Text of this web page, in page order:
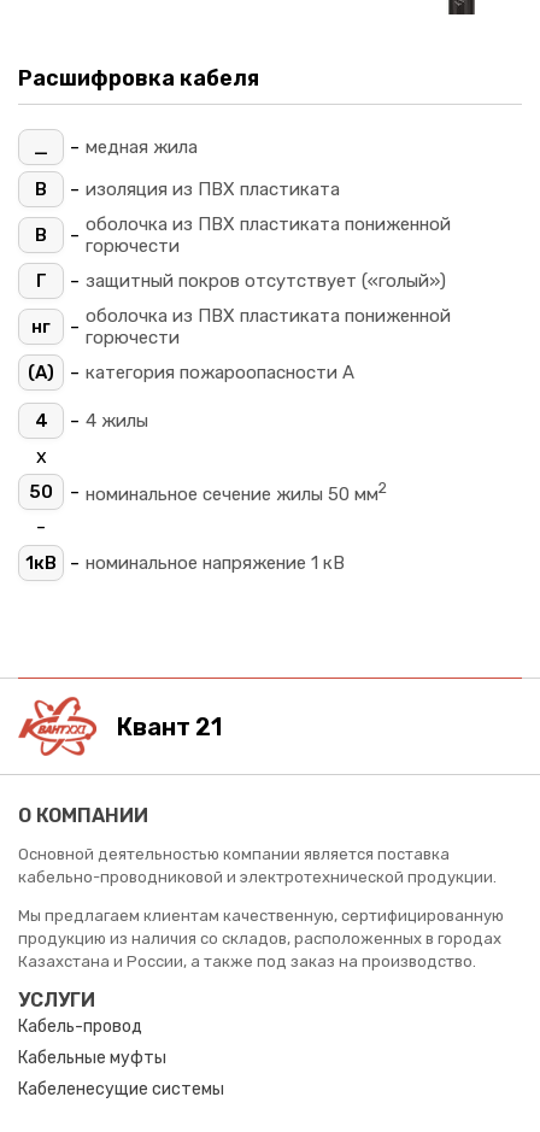
Расшифровка кабеля
_ - медная жила
В
- изоляция из ПВХ пластиката
В - оболочка из ПВХ пластиката пониженной
горючести
Г
- защитный покров отсутствует («голый»)
нг - оболочка из ПВХ пластиката пониженной
горючести
(A)
- категория пожароопасности A
4 - 4 жилы
х
50 - номинальное сечение жилы 50 мм2
-
1кВ - номинальное напряжение 1 кВ
Квант 21
О КОМПАНИИ
Основной деятельностью компании является поставка
кабельно-проводниковой и электротехнической продукции.
Мы предлагаем клиентам качественную, сертифицированную
продукцию из наличия со складов, расположенных в городах
Казахстана и России, а также под заказ на производство.
УСЛУГИ
Кабель-провод
Кабельные муфты
Кабеленесущие системы